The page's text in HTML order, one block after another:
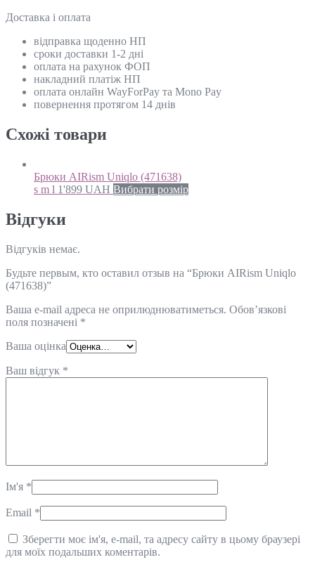
Доставка і оплата
відправка щоденно НП
сроки доставки 1-2 дні
оплата на рахунок ФОП
накладний платіж НП
оплата онлайн WayForPay та Mono Pay
повернення протягом 14 днів
Схожi товари
Брюки AIRism Uniqlo (471638)
s m l 1'899 UAH Вибрати розмір
Відгуки
Відгуків немає.
Будьте первым, кто оставил отзыв на “Брюки AIRism Uniqlo
(471638)”
Ваша e-mail адреса не оприлюднюватиметься. Обов’язкові
поля позначені *
Ваша оцінка
Ваш відгук *
Ім'я *
Email *
Зберегти моє ім'я, e-mail, та адресу сайту в цьому браузері
для моїх подальших коментарів.